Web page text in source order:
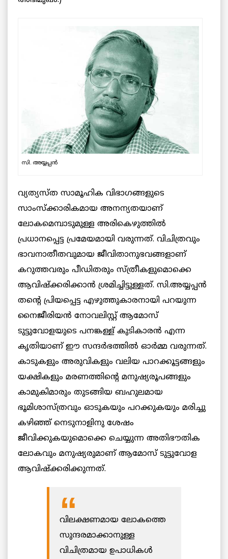
സി. അയ്യപ്പൻ
വ്യത്യസ്ത സാമൂഹിക വിഭാഗങ്ങളുടെ
സാംസ്ക്കാരികമായ അനന്യതയാണ്
ലോകമെമ്പാടുമുള്ള അരികെഴുത്തില്‍
പ്രധാനപ്പെട്ട പ്രമേയമായി വരുന്നത്. വിചിത്രവും
ഭാവനാതീതവുമായ ജീവിതാനുഭവങ്ങളാണ്
കറുത്തവരും പീഡിതരും സ്ത്രീകളുമൊക്കെ
ആവിഷ്ക്കരിക്കാന്‍ ശ്രമിച്ചിട്ടുള്ളത്. സി.അയ്യപ്പന്‍
തന്റെ പ്രിയപ്പെട്ട എഴുത്തുകാരനായി പറയുന്ന
നൈജീരിയന്‍ നോവലിസ്റ്റ്‌ ആമോസ്
ടുട്ടുവോളയുടെ പനങ്കള്ള് കുടികാരന്‍ എന്ന
കൃതിയാണ് ഈ സന്ദര്‍ഭത്തിൽ ഓര്‍മ്മ വരുന്നത്.
കാടുകളും അരുവികളും വലിയ പാറക്കൂട്ടങ്ങളും
യക്ഷികളും മരണത്തിന്റെ മനുഷ്യരൂപങ്ങളും
കാമുകിമാരും തുടങ്ങിയ ബഹുലമായ
ഭൂമിശാസ്ത്രവും ഓടുകയും പറക്കുകയും മരിച്ചു
കഴിഞ്ഞ് നെടുനാളിനു ശേഷം
ജീവിക്കുകയുമൊക്കെ ചെയ്യുന്ന അതിഭൗതിക
ലോകവും മനുഷ്യരുമാണ് ആമോസ് ടുട്ടുവോള
ആവിഷ്ക്കരിക്കുന്നത്.
വിലക്ഷണമായ ലോകത്തെ
സുന്ദരമാക്കാനുള്ള
വിചിത്രമായ ഉപാധികള്‍